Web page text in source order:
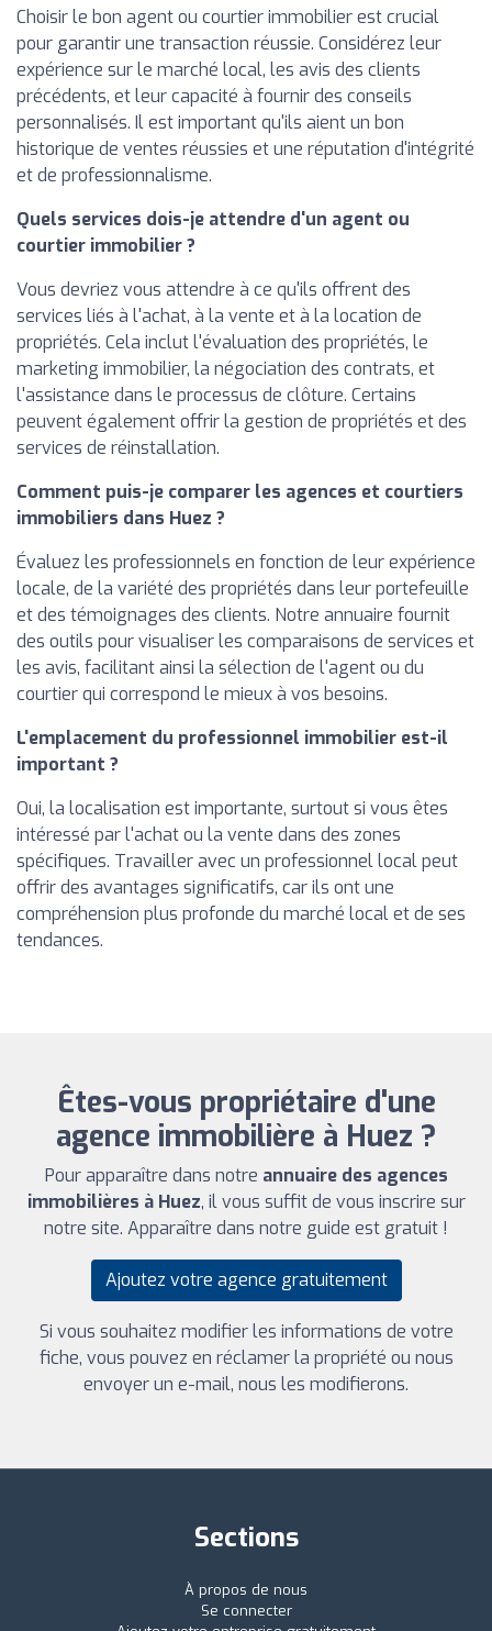
Choisir le bon agent ou courtier immobilier est crucial
pour garantir une transaction réussie. Considérez leur
expérience sur le marché local, les avis des clients
précédents, et leur capacité à fournir des conseils
personnalisés. Il est important qu'ils aient un bon
historique de ventes réussies et une réputation d'intégrité
et de professionnalisme.
Quels services dois-je attendre d'un agent ou
courtier immobilier ?
Vous devriez vous attendre à ce qu'ils offrent des
services liés à l'achat, à la vente et à la location de
propriétés. Cela inclut l'évaluation des propriétés, le
marketing immobilier, la négociation des contrats, et
l'assistance dans le processus de clôture. Certains
peuvent également offrir la gestion de propriétés et des
services de réinstallation.
Comment puis-je comparer les agences et courtiers
immobiliers dans Huez ?
Évaluez les professionnels en fonction de leur expérience
locale, de la variété des propriétés dans leur portefeuille
et des témoignages des clients. Notre annuaire fournit
des outils pour visualiser les comparaisons de services et
les avis, facilitant ainsi la sélection de l'agent ou du
courtier qui correspond le mieux à vos besoins.
L'emplacement du professionnel immobilier est-il
important ?
Oui, la localisation est importante, surtout si vous êtes
intéressé par l'achat ou la vente dans des zones
spécifiques. Travailler avec un professionnel local peut
offrir des avantages significatifs, car ils ont une
compréhension plus profonde du marché local et de ses
tendances.
Êtes-vous propriétaire d'une
agence immobilière à Huez ?
Pour apparaître dans notre annuaire des agences
immobilières à Huez, il vous suffit de vous inscrire sur
notre site. Apparaître dans notre guide est gratuit !
Ajoutez votre agence gratuitement
Si vous souhaitez modifier les informations de votre
fiche, vous pouvez en réclamer la propriété ou nous
envoyer un e-mail, nous les modifierons.
Sections
À propos de nous
Se connecter